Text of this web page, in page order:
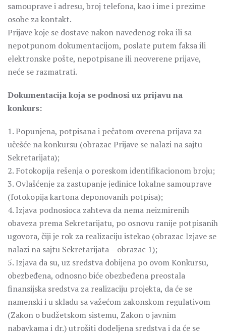
samouprave i adresu, broj telefona, kao i ime i prezime
osobe za kontakt.
Prijave koje se dostave nakon navedenog roka ili sa
nepotpunom dokumentacijom, poslate putem faksa ili
elektronske pošte, nepotpisane ili neoverene prijave,
neće se razmatrati.
Dokumentacija koja se podnosi uz prijavu na
konkurs:
1. Popunjena, potpisana i pečatom overena prijava za
učešće na konkursu (obrazac Prijave se nalazi na sajtu
Sekretarijata);
2. Fotokopija rešenja o poreskom identifikacionom broju;
3. Ovlašćenje za zastupanje jedinice lokalne samouprave
(fotokopija kartona deponovanih potpisa);
4. Izjava podnosioca zahteva da nema neizmirenih
obaveza prema Sekretarijatu, po osnovu ranije potpisanih
ugovora, čiji je rok za realizaciju istekao (obrazac Izjave se
nalazi na sajtu Sekretarijata – obrazac 1);
5. Izjava da su, uz sredstva dobijena po ovom Konkursu,
obezbeđena, odnosno biće obezbeđena preostala
finansijska sredstva za realizaciju projekta, da će se
namenski i u skladu sa važećom zakonskom regulativom
(Zakon o budžetskom sistemu, Zakon o javnim
nabavkama i dr.) utrošiti dodeljena sredstva i da će se